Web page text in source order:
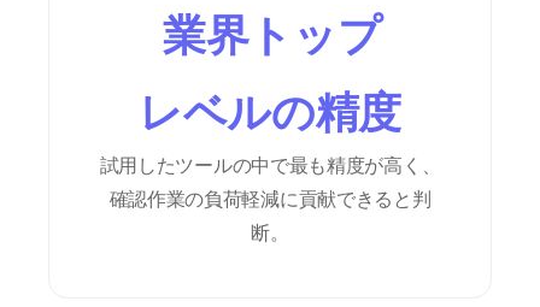
業界トップ
レベルの精度
試用したツールの中で最も精度が高く、
確認作業の負荷軽減に貢献できると判
断。